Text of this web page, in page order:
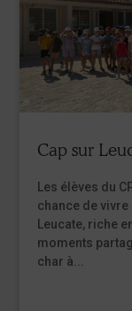
Cap sur
Les élèves du
chance de vivre
Leucate, riche
moments
char à...